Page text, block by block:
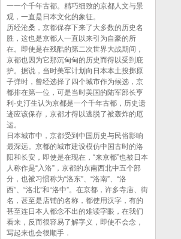
一一个千年古都。精巧细致的京都人文与景
观，一直是日本文化的象征。
历经沧桑，京都保存下来了大多数的历史名
胜，这也是京都人一直以来引为自豪的所
在。即使是在残酷的第二次世界大战期间，
京都也因为它那沉甸甸的历史而得以受到庇
护。据说，当时美军计划向日本本土投掷原
子弹时，曾经选择了四个城市作为候选，京
都排在第一位，可是当时美国的陆军部长亨
利·史汀生认为京都是一个千年古都，历史遗
迹应该保存，京都才得以逃脱了被轰炸的厄
运。
日本城市中，京都受到中国历史与民俗影响
最深远。京都的城市建设模仿中国古时的洛
阳和长安，即使是在现在，“来京都”也被日本
人称作是“入洛”，京都的东南西北中五个部
分，也被习惯称为“洛东”、“洛南”、“洛
西”、“洛北”和“洛中”。在京都，许多寺庙、街
名，甚至是店铺的名称，都使用汉字，有的
甚至连日本人都念不出的难读字眼，在我们
看来，反而很容易了解字义，即使不会念，
写起来也会很顺手．